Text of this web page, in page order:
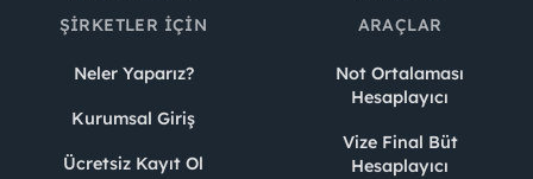
ŞIRKETLER İÇIN
Neler Yaparız?
Kurumsal Giriş
Ücretsiz Kayıt Ol
ARAÇLAR
Not Ortalaması
Hesaplayıcı
Vize Final Büt
Hesaplayıcı